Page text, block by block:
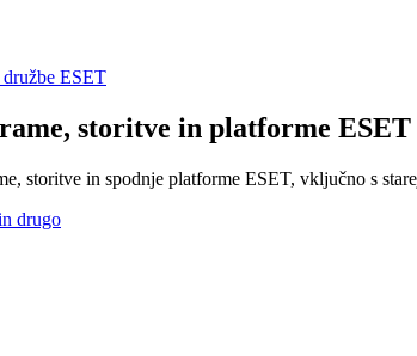
ESET
storitve in platforme ESET
storitve in spodnje platforme ESET, vključno s
drugo